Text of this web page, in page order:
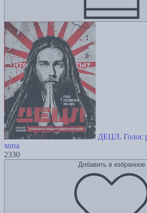
ДЕЦЛ. Голос
хопа
2330
Добавить в избранное